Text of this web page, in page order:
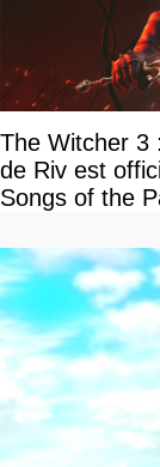
The Witcher 3
de Riv est
Songs of the